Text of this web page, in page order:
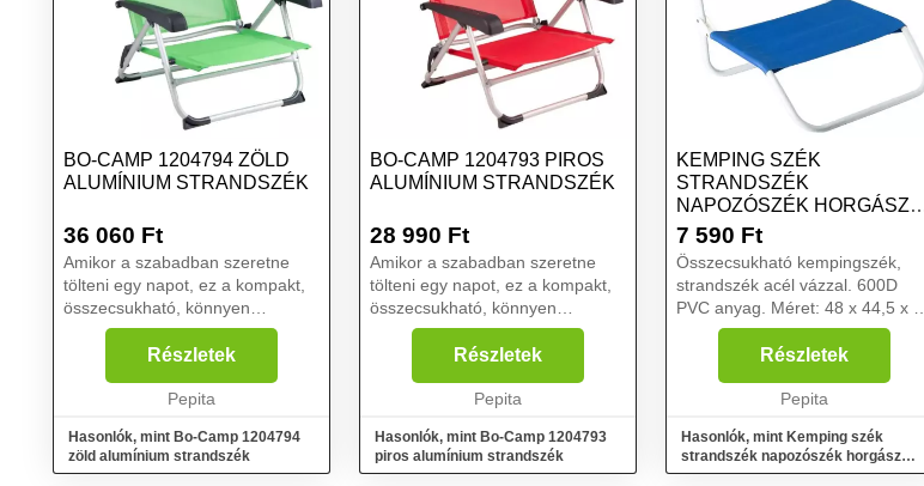
BO-CAMP 1204794 ZÖLD
ALUMÍNIUM STRANDSZÉK
36 060 Ft
Amikor a szabadban szeretne
tölteni egy napot, ez a kompakt,
összecsukható, könnyen
hordozható Bo-Camp strandszék
a legjobb választás! A strandszék
eloxált alumíniumkerettel és
légáteresztő textilénhu...
Részletek
Pepita
Hasonlók, mint Bo-Camp 1204794
zöld alumínium strandszék
BO-CAMP 1204793 PIROS
ALUMÍNIUM STRANDSZÉK
28 990 Ft
Amikor a szabadban szeretne
tölteni egy napot, ez a kompakt,
összecsukható, könnyen
hordozható Bo-Camp strandszék
a legjobb választás! A strandszék
eloxált alumíniumkerettel és
légáteresztő textilénhu...
Részletek
Pepita
Hasonlók, mint Bo-Camp 1204793
piros alumínium strandszék
KEMPING SZÉK
STRANDSZÉK
NAPOZÓSZÉK HORGÁSZ
SZÉK KÉK
7 590 Ft
Összecsukható kempingszék,
strandszék acél vázzal. 600D
PVC anyag. Méret: 48 x 44,5 x 52
Részletek
Pepita
Hasonlók, mint Kemping szék
strandszék napozószék horgász
szék kék